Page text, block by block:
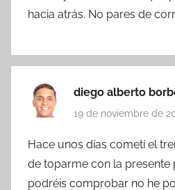
hacia atrás. No pares de
diego alberto
19 de noviembre de
Hace unos días cometí el
de toparme con la presente
podréis comprobar no he